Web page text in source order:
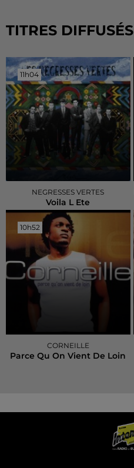
TITRES DIFFUSÉS
11h04
11h04
NEGRESSES VERTES
Voila L Ete
10h52
10h52
CORNEILLE
Parce Qu On Vient De Loin